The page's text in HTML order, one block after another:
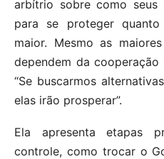
arbítrio sobre como seus
para se proteger
maior. Mesmo as
dependem da
“Se buscarmos
elas irão prosperar”.
Ela apresenta etapas
controle, como trocar o